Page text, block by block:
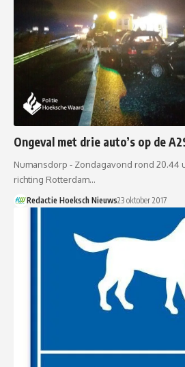
Ongeval met drie auto’s op de
Numansdorp - Zondagavond rond 20.44
richting Rotterdam…
Redactie Hoeksch Nieuws23 oktober 2017